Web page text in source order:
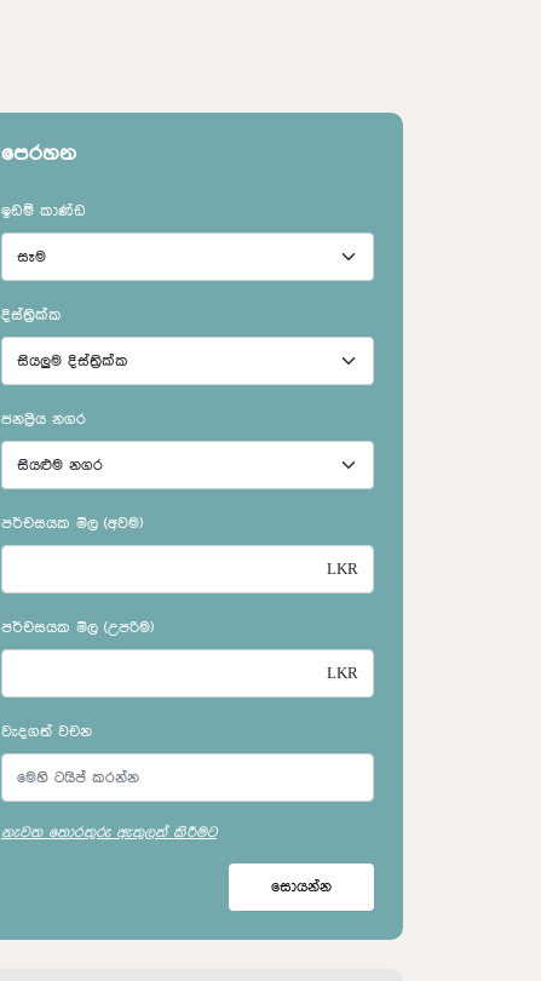
පෙරහන
ඉඩම් කාණ්ඩ
දිස්ත්‍රික්ක
ජනප්‍රිය නගර
පර්චසයක මිල (අවම)
පර්චසයක මිල (උපරිම)
වැදගත් වචන
නැවත තොරතුරු ඇතුලත් කිරීමට
සොයන්න